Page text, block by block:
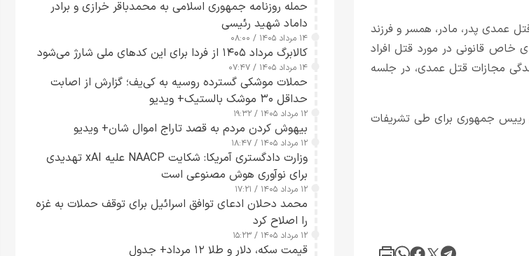
عمدی پدر، مادر، همسر و فرزند
خاص قانونی در مورد قتل افراد
مجازات قتل عمدی، در جلسه
رییس جمهوری برای طی تشریفات
حمله روزنامه جمهوری اسلامی به محمدباقر خرازی و برادر
داماد شهید رئیسی
۱۴ مرداد ۱۴۰۵ / ۰۸:۰۰
کالابرگ مرداد ۱۴۰۵ از فردا برای این کدهای ملی شارژ می‌شود
۱۴ مرداد ۱۴۰۵ / ۰۷:۴۷
حملات موشکی گسترده روسیه به کی‌یف؛ گزارش از اصابت
حداقل ۳۰ موشک بالستیک+ ویدیو
۱۲ مرداد ۱۴۰۵ / ۱۹:۳۲
بیهوش کردن مردم به قصد تاراج اموال شان+ ویدیو
۱۲ مرداد ۱۴۰۵ / ۱۸:۴۷
وزارت دادگستری آمریکا: شکایت NAACP علیه xAI تهدیدی
برای نوآوری هوش مصنوعی است
۱۲ مرداد ۱۴۰۵ / ۱۷:۲۱
محمد دحلان ادعای توافق اسرائیل برای توقف حملات به غزه
را اصلاح کرد
۱۲ مرداد ۱۴۰۵ / ۱۵:۲۳
قیمت سکه، دلار و طلا ۱۲ مرداد+ جدول